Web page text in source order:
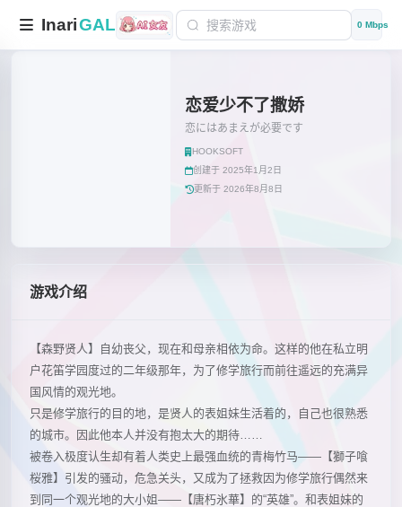
InariGAL 0 Mbps
恋爱少不了撒娇
恋にはあまえが必要です
HOOKSOFT
创建于 2025年1月2日
更新于 2026年8月8日
游戏介绍
【森野贤人】自幼丧父，现在和母亲相依为命。这样的他在私立明
户花笛学园度过的二年级那年，为了修学旅行而前往遥远的充满异
国风情的观光地。
只是修学旅行的目的地，是贤人的表姐妹生活着的，自己也很熟悉
的城市。因此他本人并没有抱太大的期待……
被卷入极度认生却有着人类史上最强血统的青梅竹马——【獅子喰
桜雅】引发的骚动，危急关头，又成为了拯救因为修学旅行偶然来
到同一个观光地的大小姐——【唐朽氷華】的“英雄”。和表姐妹的